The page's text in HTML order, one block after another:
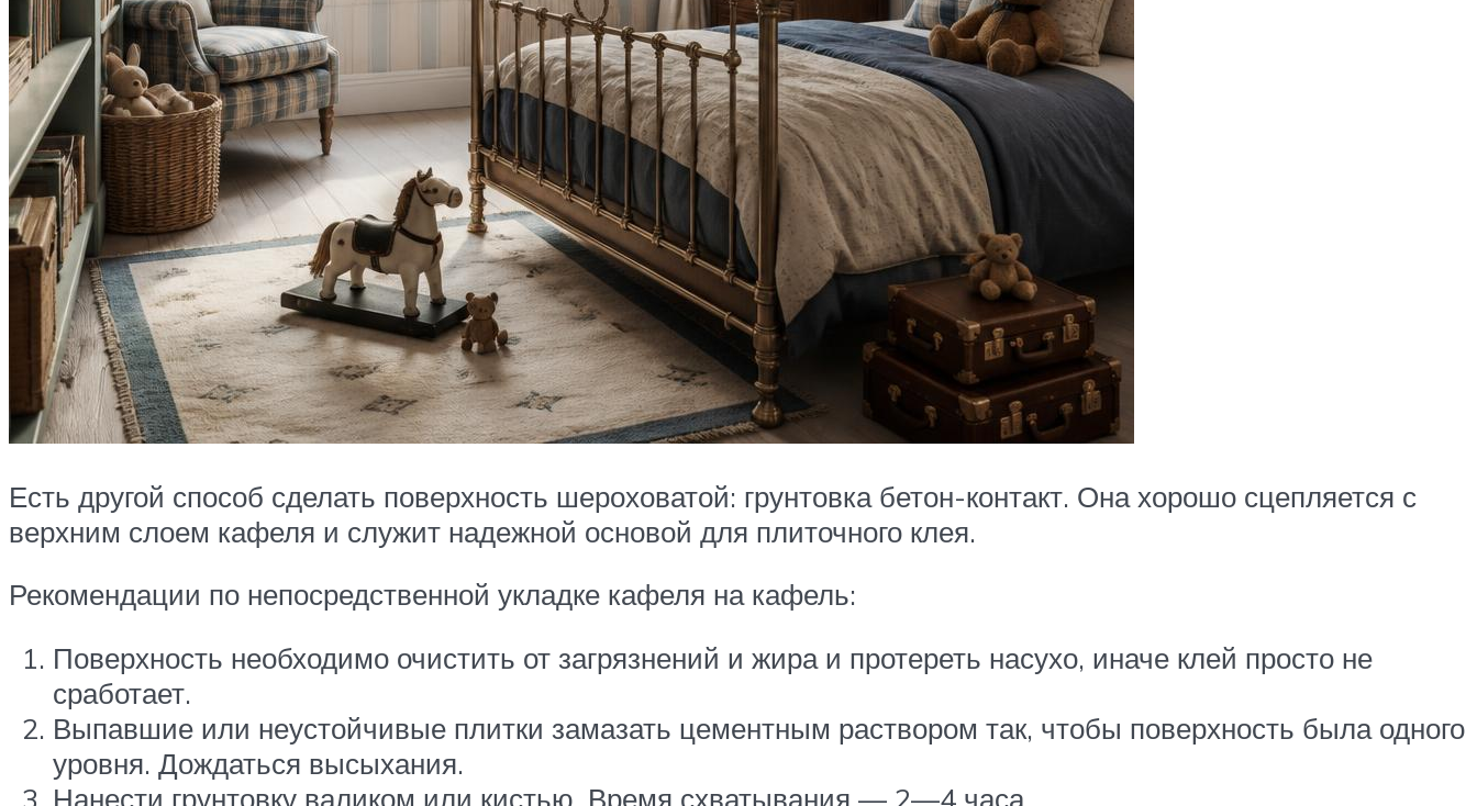
Есть другой способ сделать поверхность шероховатой: грунтовка бетон-контакт. Она хорошо сцепляется с
верхним слоем кафеля и служит надежной основой для плиточного клея.
Рекомендации по непосредственной укладке кафеля на кафель:
Поверхность необходимо очистить от загрязнений и жира и протереть насухо, иначе клей просто не
сработает.
Выпавшие или неустойчивые плитки замазать цементным раствором так, чтобы поверхность была одного
уровня. Дождаться высыхания.
Нанести грунтовку валиком или кистью. Время схватывания — 2—4 часа.